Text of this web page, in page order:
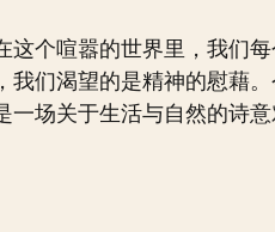
个喧嚣的世界里，我们
们渴望的是精神的慰藉
场关于生活与自然的诗